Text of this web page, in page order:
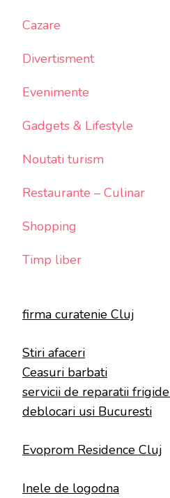
Cazare
Divertisment
Evenimente
Gadgets & Lifestyle
Noutati turism
Restaurante – Culinar
Shopping
Timp liber
firma curatenie Cluj
Stiri afaceri
Ceasuri barbati
servicii de reparatii
deblocari usi Bucuresti
Evoprom Residence Cluj
Inele de logodna